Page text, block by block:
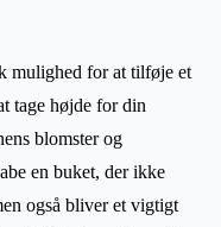
mulighed for at tilføje et
tage højde for din
blomster og
en buket, der ikke
også bliver et vigtigt